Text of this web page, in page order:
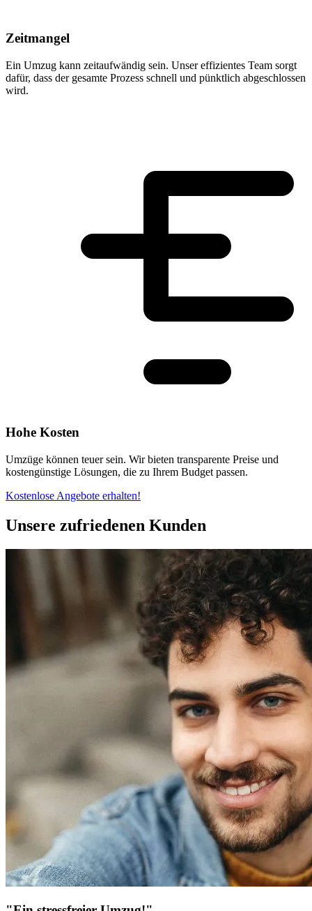
Zeitmangel
Ein Umzug kann zeitaufwändig sein. Unser effizientes Team sorgt
dafür, dass der gesamte Prozess schnell und pünktlich abgeschlossen
wird.
Hohe Kosten
Umzüge können teuer sein. Wir bieten transparente Preise und
kostengünstige Lösungen, die zu Ihrem Budget passen.
Kostenlose Angebote erhalten!
Unsere zufriedenen Kunden